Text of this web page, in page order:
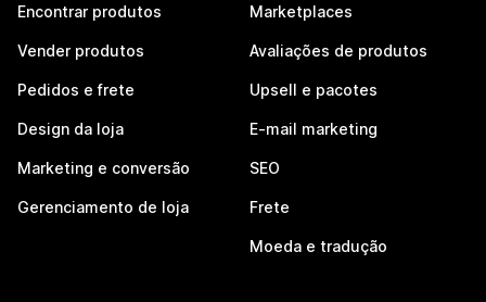
Encontrar produtos
Vender produtos
Pedidos e frete
Design da loja
Marketing e conversão
Gerenciamento de loja
Marketplaces
Avaliações de produtos
Upsell e pacotes
E-mail marketing
SEO
Frete
Moeda e tradução